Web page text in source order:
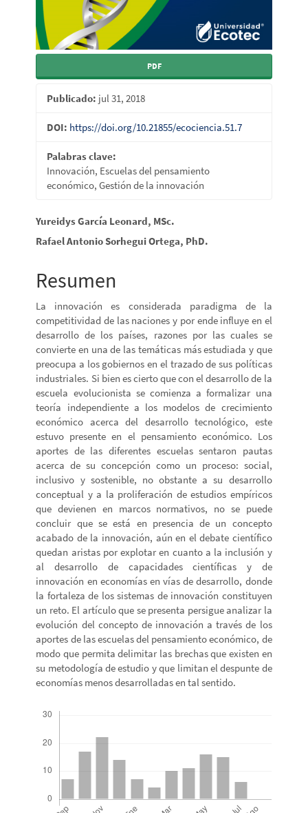
PDF
Publicado: jul 31, 2018
DOI: https://doi.org/10.21855/ecociencia.51.7
Palabras clave:
Innovación, Escuelas del pensamiento
económico, Gestión de la innovación
Contenido
principal
del
artículo
Yureidys García Leonard, MSc.
Rafael Antonio Sorhegui Ortega, PhD.
Resumen
La innovación es considerada paradigma de la
competitividad de las naciones y por ende influye en el
desarrollo de los países, razones por las cuales se
convierte en una de las temáticas más estudiada y que
preocupa a los gobiernos en el trazado de sus políticas
industriales. Si bien es cierto que con el desarrollo de la
escuela evolucionista se comienza a formalizar una
teoría independiente a los modelos de crecimiento
económico acerca del desarrollo tecnológico, este
estuvo presente en el pensamiento económico. Los
aportes de las diferentes escuelas sentaron pautas
acerca de su concepción como un proceso: social,
inclusivo y sostenible, no obstante a su desarrollo
conceptual y a la proliferación de estudios empíricos
que devienen en marcos normativos, no se puede
concluir que se está en presencia de un concepto
acabado de la innovación, aún en el debate científico
quedan aristas por explotar en cuanto a la inclusión y
al desarrollo de capacidades científicas y de
innovación en economías en vías de desarrollo, donde
la fortaleza de los sistemas de innovación constituyen
un reto. El artículo que se presenta persigue analizar la
evolución del concepto de innovación a través de los
aportes de las escuelas del pensamiento económico, de
modo que permita delimitar las brechas que existen en
su metodología de estudio y que limitan el despunte de
economías menos desarrolladas en tal sentido.